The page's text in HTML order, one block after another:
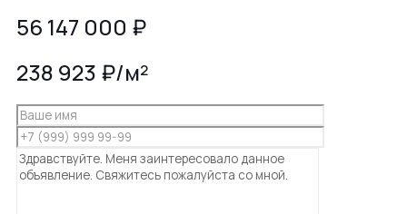
56 147 000 ₽
238 923 ₽/м²